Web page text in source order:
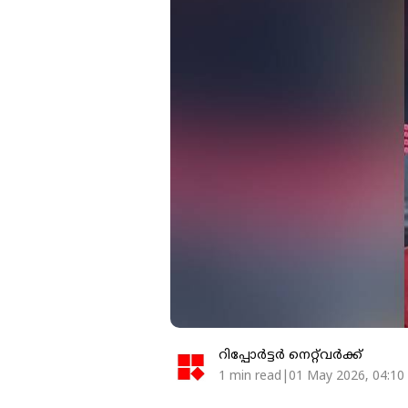
റിപ്പോർട്ടർ നെറ്റ്‌വര്‍ക്ക്‌
1 min read|01 May 2026, 04:10